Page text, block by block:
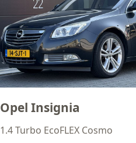
Opel Insignia
1.4 Turbo EcoFLEX Cosmo